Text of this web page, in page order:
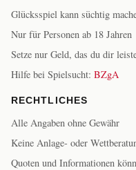
Glücksspiel kann süchtig
Nur für Personen ab 18 Jahren
Setze nur Geld, das du dir
Hilfe bei Spielsucht: BZgA
RECHTLICHES
Alle Angaben ohne Gewähr
Keine Anlage- oder
Quoten und Informationen